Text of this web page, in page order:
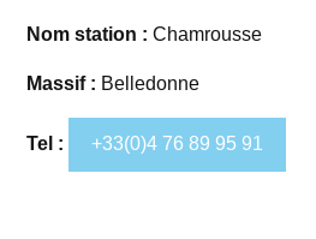
Nom station : Chamrousse
Massif : Belledonne
Tel : +33(0)4 76 89 95 91